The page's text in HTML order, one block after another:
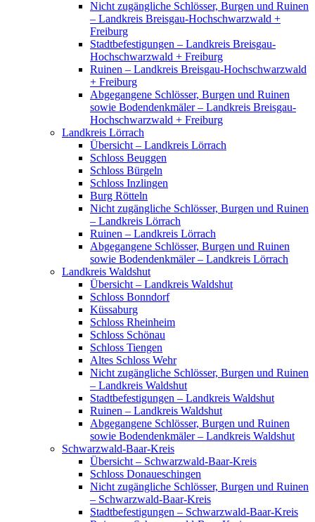
Nicht zugängliche Schlösser, Burgen und Ruinen
– Landkreis Breisgau-Hochschwarzwald +
Freiburg
Stadtbefestigungen – Landkreis Breisgau-
Hochschwarzwald + Freiburg
Ruinen – Landkreis Breisgau-Hochschwarzwald
+ Freiburg
Abgegangene Schlösser, Burgen und Ruinen
sowie Bodendenkmäler – Landkreis Breisgau-
Hochschwarzwald + Freiburg
Landkreis Lörrach
Übersicht – Landkreis Lörrach
Schloss Beuggen
Schloss Bürgeln
Schloss Inzlingen
Burg Rötteln
Nicht zugängliche Schlösser, Burgen und Ruinen
– Landkreis Lörrach
Ruinen – Landkreis Lörrach
Abgegangene Schlösser, Burgen und Ruinen
sowie Bodendenkmäler – Landkreis Lörrach
Landkreis Waldshut
Übersicht – Landkreis Waldshut
Schloss Bonndorf
Küssaburg
Schloss Rheinheim
Schloss Schönau
Schloss Tiengen
Altes Schloss Wehr
Nicht zugängliche Schlösser, Burgen und Ruinen
– Landkreis Waldshut
Stadtbefestigungen – Landkreis Waldshut
Ruinen – Landkreis Waldshut
Abgegangene Schlösser, Burgen und Ruinen
sowie Bodendenkmäler – Landkreis Waldshut
Schwarzwald-Baar-Kreis
Übersicht – Schwarzwald-Baar-Kreis
Schloss Donaueschingen
Nicht zugängliche Schlösser, Burgen und Ruinen
– Schwarzwald-Baar-Kreis
Stadtbefestigungen – Schwarzwald-Baar-Kreis